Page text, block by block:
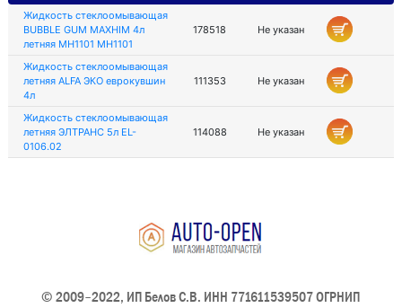
Жидкость стеклоомывающая
BUBBLE GUM MAXHIM 4л
летняя MH1101 MH1101
178518 Не указан
Жидкость стеклоомывающая
летняя ALFA ЭКО еврокувшин
4л
111353 Не указан
Жидкость стеклоомывающая
летняя ЭЛТРАНС 5л EL-
0106.02
114088 Не указан
© 2009–2022, ИП Белов С.В. ИНН 771611539507 ОГРНИП